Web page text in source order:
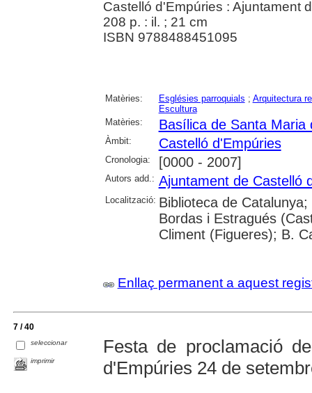
Castelló d'Empúries : Ajuntament
208 p. : il. ; 21 cm
ISBN 9788488451095
Matèries: Esglésies parroquials ; Arquitectura
Escultura
Matèries:
Basílica de Santa Maria
Àmbit: Castelló d'Empúries
Cronologia: [0000 - 2007]
Autors add.: Ajuntament de Castelló
Localització: Biblioteca de
Bordas i Estragués
Climent (Figueres); B.
Enllaç permanent a aquest
7 / 40
seleccionar
imprimir
Festa de proclamació
d'Empúries 24 de